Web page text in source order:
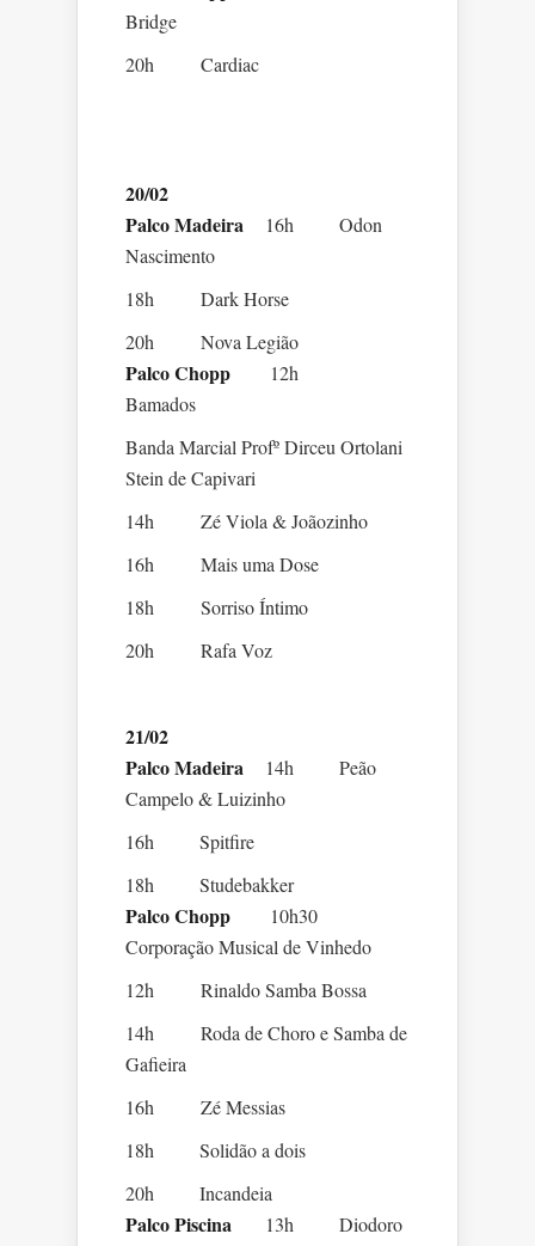
Bridge
20h Cardiac
20/02
Palco Madeira
16h Odon
Nascimento
18h Dark Horse
20h Nova Legião
Palco Chopp
12h
Bamados
Banda Marcial Profº Dirceu Ortolani
Stein de Capivari
14h Zé Viola & Joãozinho
16h Mais uma Dose
18h Sorriso Íntimo
20h Rafa Voz
21/02
Palco Madeira
14h Peão
Campelo & Luizinho
16h Spitfire
18h Studebakker
Palco Chopp
10h30
Corporação Musical de Vinhedo
12h Rinaldo Samba Bossa
14h Roda de Choro e Samba de
Gafieira
16h Zé Messias
18h Solidão a dois
20h Incandeia
Palco Piscina 13h Diodoro